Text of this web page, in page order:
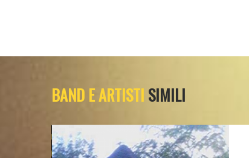
BAND E ARTISTI SIMILI